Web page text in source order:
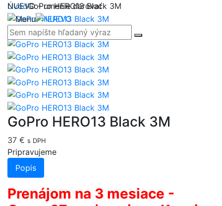
NUEVO - umenie darovať
ÚvodGoPro HERO13 Black 3M
GoPro HERO13 Black 3M
37 € s DPH
Pripravujeme
Popis
Prenájom na 3 mesiace -